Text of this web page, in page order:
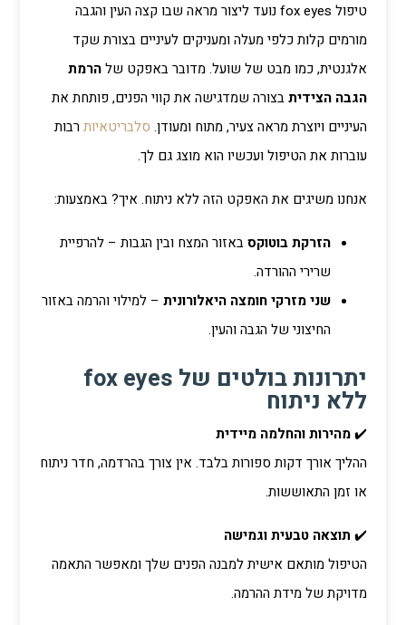
טיפול fox eyes נועד ליצור מראה שבו קצה העין והגבה
מורמים קלות כלפי מעלה ומעניקים לעיניים בצורת שקד
אלגנטית, כמו מבט של שועל. מדובר באפקט שלהרמת
הגבה הצידיתבצורה שמדגישה את קווי הפנים, פותחת את
העיניים ויוצרת מראה צעיר, מתוח ומעודן. סלבריטאיותרבות
עוברות את הטיפול ועכשיו הוא מוצג גם לך.
אנחנו משיגים את האפקט הזה ללא ניתוח. איך? באמצעות:
הזרקת בוטוקסבאזור המצח ובין הגבות – להרפיית
שרירי ההורדה.
שני מזרקי חומצה היאלורונית– למילוי והרמה באזור
החיצוני של הגבה והעין.
יתרונות בולטים של fox eyes
ללא ניתוח
✔️מהירות והחלמה מיידית
ההליך אורך דקות ספורות בלבד. אין צורך בהרדמה, חדר ניתוח
או זמן התאוששות.
✔️ תוצאה טבעית וגמישה
הטיפול מותאם אישית למבנה הפנים שלך ומאפשר התאמה
מדויקת של מידת ההרמה.